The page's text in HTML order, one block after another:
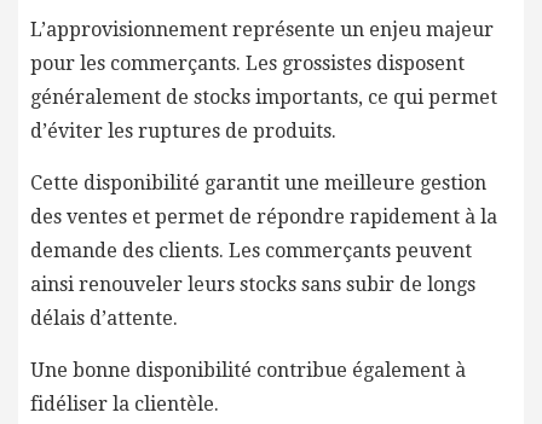
L’approvisionnement représente un enjeu majeur
pour les commerçants. Les grossistes disposent
généralement de stocks importants, ce qui permet
d’éviter les ruptures de produits.
Cette disponibilité garantit une meilleure gestion
des ventes et permet de répondre rapidement à la
demande des clients. Les commerçants peuvent
ainsi renouveler leurs stocks sans subir de longs
délais d’attente.
Une bonne disponibilité contribue également à
fidéliser la clientèle.